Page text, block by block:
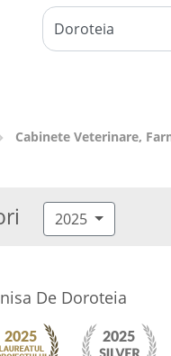
Cabinete Veterinare,
2025
De Doroteia